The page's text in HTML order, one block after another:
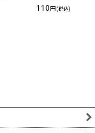
110円(税込)